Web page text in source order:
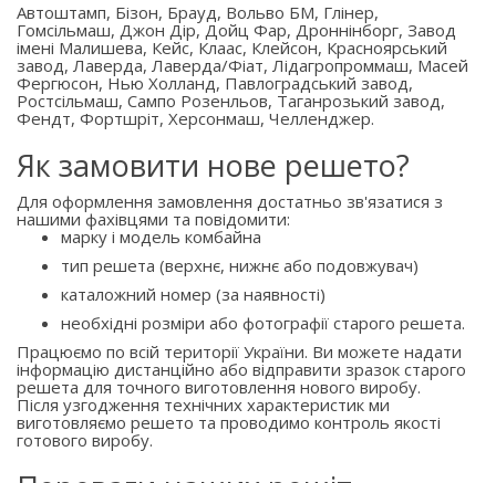
Автоштамп, Бізон, Брауд, Вольво БМ, Глінер,
Гомсільмаш, Джон Дір, Дойц Фар, Дроннінборг, Завод
імені Малишева, Кейс, Клаас, Клейсон, Красноярський
завод, Лаверда, Лаверда/Фіат, Лідагропроммаш, Масей
Фергюсон, Нью Холланд, Павлоградський завод,
Ростсільмаш, Сампо Розенльов, Таганрозький завод,
Фендт, Фортшріт, Херсонмаш, Челленджер.
Як замовити нове решето?
Для оформлення замовлення достатньо зв'язатися з
нашими фахівцями та повідомити:
марку і модель комбайна
тип решета (верхнє, нижнє або подовжувач)
каталожний номер (за наявності)
необхідні розміри або фотографії старого решета.
Працюємо по всій території України. Ви можете надати
інформацію дистанційно або відправити зразок старого
решета для точного виготовлення нового виробу.
Після узгодження технічних характеристик ми
виготовляємо решето та проводимо контроль якості
готового виробу.